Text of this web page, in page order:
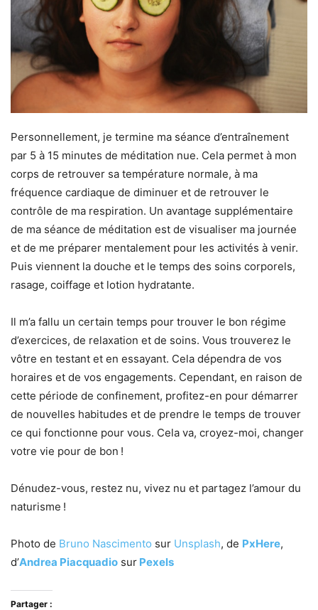
Personnellement, je termine ma séance d’entraînement
par 5 à 15 minutes de méditation nue. Cela permet à mon
corps de retrouver sa température normale, à ma
fréquence cardiaque de diminuer et de retrouver le
contrôle de ma respiration. Un avantage supplémentaire
de ma séance de méditation est de visualiser ma journée
et de me préparer mentalement pour les activités à venir.
Puis viennent la douche et le temps des soins corporels,
rasage, coiffage et lotion hydratante.
Il m’a fallu un certain temps pour trouver le bon régime
d’exercices, de relaxation et de soins. Vous trouverez le
vôtre en testant et en essayant. Cela dépendra de vos
horaires et de vos engagements. Cependant, en raison de
cette période de confinement, profitez-en pour démarrer
de nouvelles habitudes et de prendre le temps de trouver
ce qui fonctionne pour vous. Cela va, croyez-moi, changer
votre vie pour de bon !
Dénudez-vous, restez nu, vivez nu et partagez l’amour du
naturisme !
Photo de Bruno Nascimento sur Unsplash, de PxHere,
d’Andrea Piacquadio sur Pexels
Partager :